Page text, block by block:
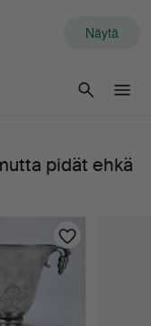
Näytä
pidät ehkä